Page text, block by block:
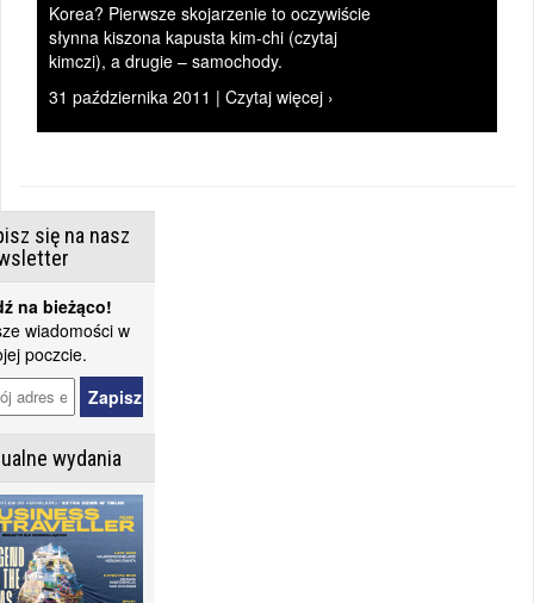
Korea? Pierwsze skojarzenie to oczywiście
słynna kiszona kapusta kim-chi (czytaj
kimczi), a drugie – samochody.
31 października 2011 | Czytaj więcej ›
się na nasz
na bieżąco!
wiadomości w
poczcie.
wydania